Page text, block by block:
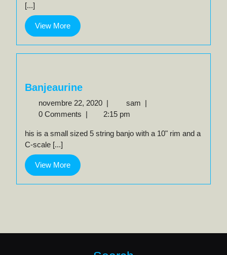
[...]
View MoreView
More
Banjeaurine
novembre 22, 2020 novembre
22,
| sam Banjeaurine
|
0 Comments | 2:15 pm
his is a small sized 5 string banjo with a 10" rim and a
C-scale [...]
View MoreView
More